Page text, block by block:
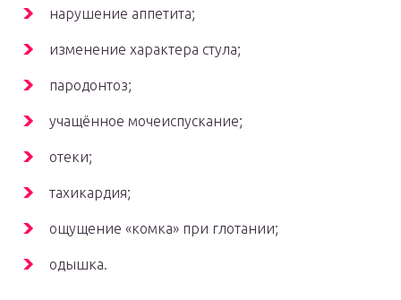
нарушение аппетита;
изменение характера стула;
пародонтоз;
учащённое мочеиспускание;
отеки;
тахикардия;
ощущение «комка» при глотании;
одышка.